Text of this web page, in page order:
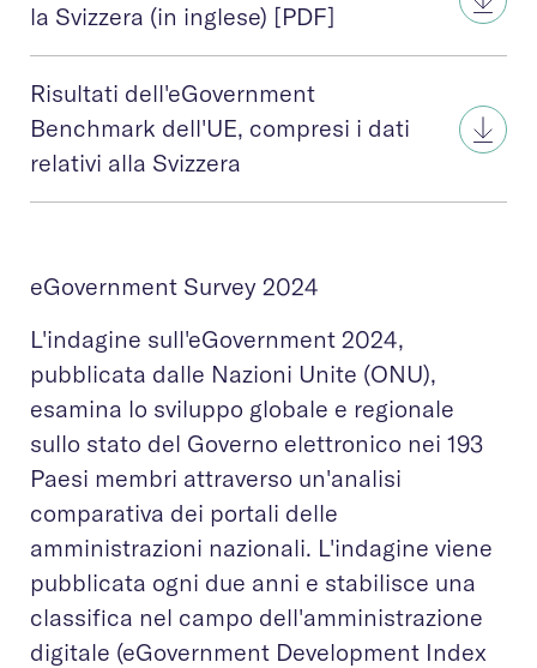
la Svizzera (in inglese) [PDF]
Risultati dell'eGovernment
Benchmark dell'UE, compresi i dati
relativi alla Svizzera
eGovernment Survey 2024
L'indagine sull'eGovernment 2024,
pubblicata dalle Nazioni Unite (ONU),
esamina lo sviluppo globale e regionale
sullo stato del Governo elettronico nei 193
Paesi membri attraverso un'analisi
comparativa dei portali delle
amministrazioni nazionali. L'indagine viene
pubblicata ogni due anni e stabilisce una
classifica nel campo dell'amministrazione
digitale (eGovernment Development Index